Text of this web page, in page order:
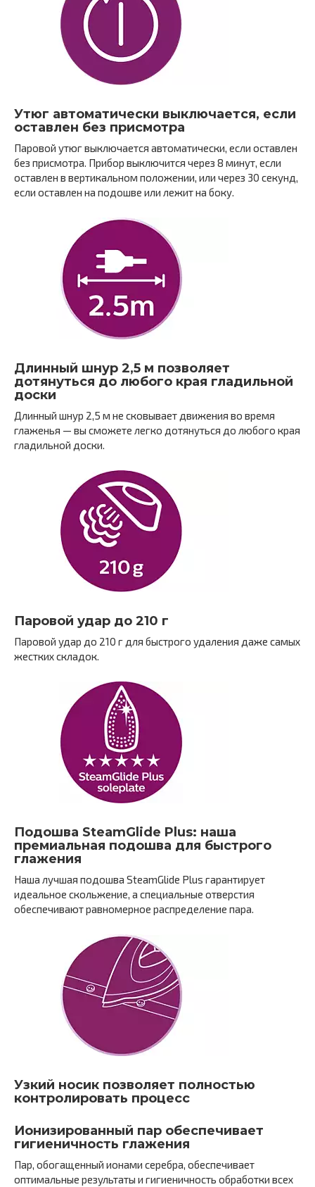
Утюг автоматически выключается, если
оставлен без присмотра
Паровой утюг выключается автоматически, если оставлен
без присмотра. Прибор выключится через 8 минут, если
оставлен в вертикальном положении, или через 30 секунд,
если оставлен на подошве или лежит на боку.
Длинный шнур 2,5 м позволяет
дотянуться до любого края гладильной
доски
Длинный шнур 2,5 м не сковывает движения во время
глаженья — вы сможете легко дотянуться до любого края
гладильной доски.
Паровой удар до 210 г
Паровой удар до 210 г для быстрого удаления даже самых
жестких складок.
Подошва SteamGlide Plus: наша
премиальная подошва для быстрого
глажения
Наша лучшая подошва SteamGlide Plus гарантирует
идеальное скольжение, а специальные отверстия
обеспечивают равномерное распределение пара.
Узкий носик позволяет полностью
контролировать процесс
Ионизированный пар обеспечивает
гигиеничность глажения
Пар, обогащенный ионами серебра, обеспечивает
оптимальные результаты и гигиеничность обработки всех